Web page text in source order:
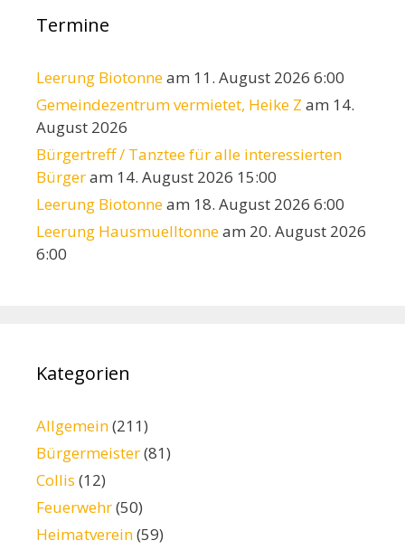
Termine
Leerung Biotonneam 11. August 2026 6:00
Gemeindezentrum vermietet, Heike Z am 14.
August 2026
Bürgertreff / Tanztee für alle interessierten
Bürgeram 14. August 2026 15:00
Leerung Biotonneam 18. August 2026 6:00
Leerung Hausmuelltonneam 20. August 2026
6:00
Kategorien
Allgemein(211)
Bürgermeister(81)
Collis (12)
Feuerwehr(50)
Heimatverein(59)